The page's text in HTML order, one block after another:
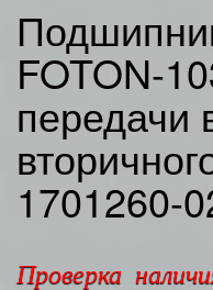
FOTON-
передачи
1701260-
Проверка